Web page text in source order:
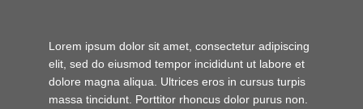
Lorem ipsum dolor sit amet, consectetur adipiscing
elit, sed do eiusmod tempor incididunt ut labore et
dolore magna aliqua. Ultrices eros in cursus turpis
massa tincidunt. Porttitor rhoncus dolor purus non.